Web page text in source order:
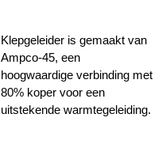
Klepgeleider is gemaakt van
Ampco-45, een
hoogwaardige verbinding met
80% koper voor een
uitstekende warmtegeleiding.